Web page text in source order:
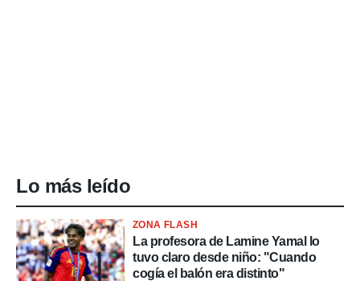
Lo más leído
ZONA FLASH
La profesora de Lamine Yamal lo
tuvo claro desde niño: "Cuando
cogía el balón era distinto"